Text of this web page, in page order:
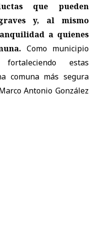
que pueden
y, al mismo
a quienes
Como municipio
estas
comuna más segura
Antonio González